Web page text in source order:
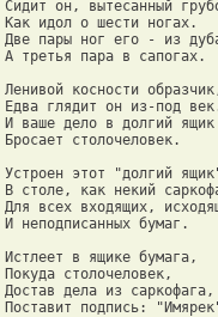
Сидит он, вытесанный
Как идол о шести ногах.
Две пары ног его - из
А третья пара в сапогах.
Ленивой косности
Едва глядит он из-под
И ваше дело в долгий
Бросает столочеловек.
Устроен этот "долгий
В столе, как некий
Для всех входящих,
И неподписанных бумаг.
Истлеет в ящике бумага,
Покуда столочеловек,
Достав дела из
Поставит подпись: